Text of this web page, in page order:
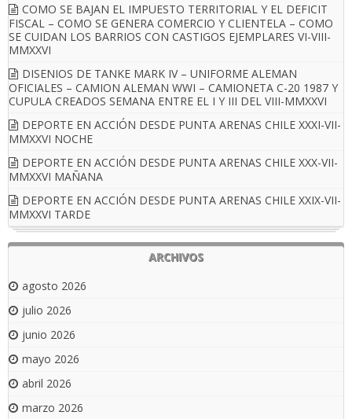
COMO SE BAJAN EL IMPUESTO TERRITORIAL Y EL DEFICIT
FISCAL – COMO SE GENERA COMERCIO Y CLIENTELA – COMO
SE CUIDAN LOS BARRIOS CON CASTIGOS EJEMPLARES VI-VIII-
MMXXVI
DISENIOS DE TANKE MARK IV – UNIFORME ALEMAN
OFICIALES – CAMION ALEMAN WWI – CAMIONETA C-20 1987 Y
CUPULA CREADOS SEMANA ENTRE EL I Y III DEL VIII-MMXXVI
DEPORTE EN ACCIÓN DESDE PUNTA ARENAS CHILE XXXI-VII-
MMXXVI NOCHE
DEPORTE EN ACCIÓN DESDE PUNTA ARENAS CHILE XXX-VII-
MMXXVI MAÑANA
DEPORTE EN ACCIÓN DESDE PUNTA ARENAS CHILE XXIX-VII-
MMXXVI TARDE
ARCHIVOS
agosto 2026
julio 2026
junio 2026
mayo 2026
abril 2026
marzo 2026